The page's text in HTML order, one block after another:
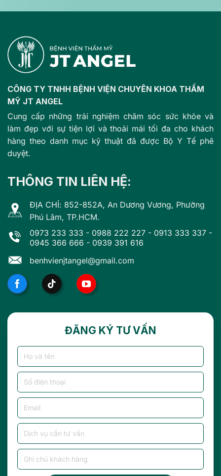
CÔNG TY TNHH BỆNH VIỆN CHUYÊN KHOA THẨM
MỸ JT ANGEL
Cung cấp những trải nghiệm chăm sóc sức khỏe và
làm đẹp với sự tiện lợi và thoải mái tối đa cho khách
hàng theo danh mục kỹ thuật đã được Bộ Y Tế phê
duyệt.
THÔNG TIN LIÊN HỆ:
ĐỊA CHỈ: 852-852A, An Dương Vương, Phường
Phú Lâm, TP.HCM.
0973 233 333 - 0988 222 227 - 0913 333 337 -
0945 366 666 - 0939 391 616
benhvienjtangel@gmail.com
ĐĂNG KÝ TƯ VẤN